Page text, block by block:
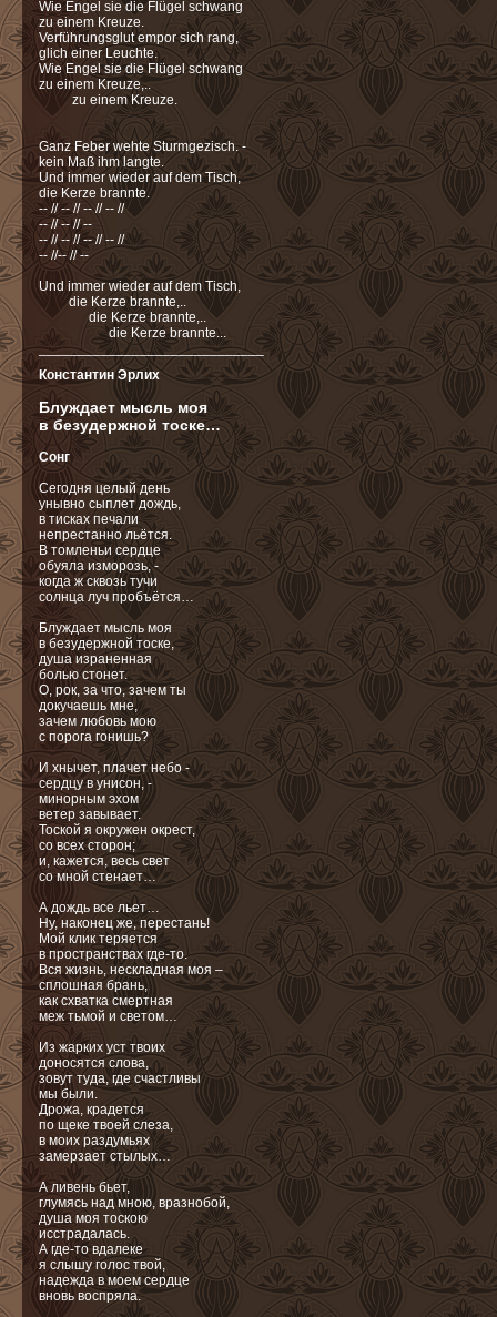
Wie Engel sie die Flügel schwang
zu einem Kreuze.
Verführungsglut empor sich rang,
glich einer Leuchte.
Wie Engel sie die Flügel schwang
zu einem Kreuze,..
zu einem Kreuze.
Ganz Feber wehte Sturmgezisch. -
kein Maß ihm langte.
Und immer wieder auf dem Tisch,
die Kerze brannte.
-- // -- // -- // -- //
-- // -- // --
-- // -- // -- // -- //
-- //-- // --
Und immer wieder auf dem Tisch,
die Kerze brannte,..
die Kerze brannte,..
die Kerze brannte...
_____________________________
Константин Эрлих
Блуждает мысль моя
в безудержной тоске…
Сонг
Сегодня целый день
унывно сыплет дождь,
в тисках печали
непрестанно льётся.
В томленьи сердце
обуяла изморозь, -
когда ж сквозь тучи
солнца луч пробъётся…
Блуждает мысль моя
в безудержной тоске,
душа израненная
болью стонет.
О, рок, за что, зачем ты
докучаешь мне,
зачем любовь мою
с порога гонишь?
И хнычет, плачет небо -
сердцу в унисон, -
минорным эхом
ветер завывает.
Тоской я окружен окрест,
со всех сторон;
и, кажется, весь свет
со мной стенает…
А дождь все льет…
Ну, наконец же, перестань!
Мой клик теряется
в пространствах где-то.
Вся жизнь, нескладная моя –
сплошная брань,
как схватка смертная
меж тьмой и светом…
Из жарких уст твоих
доносятся слова,
зовут туда, где счастливы
мы были.
Дрожа, крадется
по щеке твоей слеза,
в моих раздумьях
замерзает стылых…
А ливень бьет,
глумясь над мною, вразнобой,
душа моя тоскою
исстрадалась.
А где-то вдалеке
я слышу голос твой,
надежда в моем сердце
вновь воспряла.